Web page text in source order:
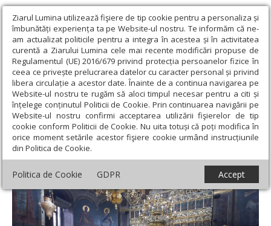
Ziarul Lumina utilizează fişiere de tip cookie pentru a personaliza și
îmbunătăți experiența ta pe Website-ul nostru. Te informăm că ne-
am actualizat politicile pentru a integra în acestea și în activitatea
curentă a Ziarului Lumina cele mai recente modificări propuse de
Regulamentul (UE) 2016/679 privind protecția persoanelor fizice în
ceea ce privește prelucrarea datelor cu caracter personal și privind
libera circulație a acestor date. Înainte de a continua navigarea pe
Website-ul nostru te rugăm să aloci timpul necesar pentru a citi și
înțelege conținutul Politicii de Cookie. Prin continuarea navigării pe
Website-ul nostru confirmi acceptarea utilizării fişierelor de tip
cookie conform Politicii de Cookie. Nu uita totuși că poți modifica în
orice moment setările acestor fişiere cookie urmând instrucțiunile
din Politica de Cookie.
Politica de Cookie GDPR Accept
Ziarul Lumina › Actualitate religioasă › Știri › Înmormântarea
unui colecționar iubitor de artă bisericească
Înmormântarea unui colecționar iubitor de
artă bisericească